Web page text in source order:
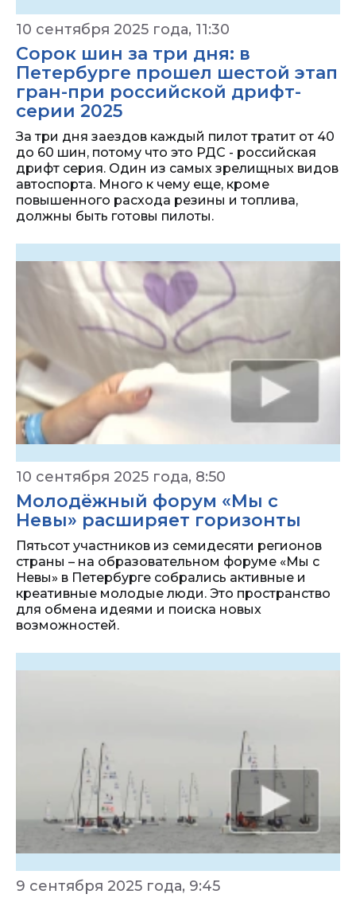
10 сентября 2025 года, 11:30
Сорок шин за три дня: в
Петербурге прошел шестой этап
гран-при российской дрифт-
серии 2025
За три дня заездов каждый пилот тратит от 40
до 60 шин, потому что это РДС - российская
дрифт серия. Один из самых зрелищных видов
автоспорта. Много к чему еще, кроме
повышенного расхода резины и топлива,
должны быть готовы пилоты.
10 сентября 2025 года, 8:50
Молодёжный форум «Мы с
Невы» расширяет горизонты
Пятьсот участников из семидесяти регионов
страны – на образовательном форуме «Мы с
Невы» в Петербурге собрались активные и
креативные молодые люди. Это пространство
для обмена идеями и поиска новых
возможностей.
9 сентября 2025 года, 9:45